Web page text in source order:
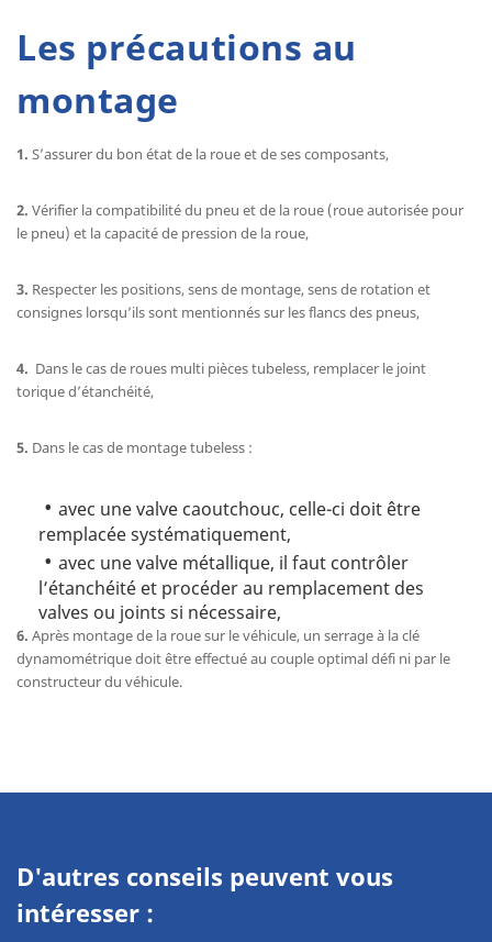
Les précautions au
montage
1. S’assurer du bon état de la roue et de ses composants,
2. Vérifier la compatibilité du pneu et de la roue (roue autorisée pour
le pneu) et la capacité de pression de la roue,
3. Respecter les positions, sens de montage, sens de rotation et
consignes lorsqu’ils sont mentionnés sur les flancs des pneus,
4. Dans le cas de roues multi pièces tubeless, remplacer le joint
torique d’étanchéité,
5. Dans le cas de montage tubeless :
avec une valve caoutchouc, celle-ci doit être
remplacée systématiquement,
avec une valve métallique, il faut contrôler
l’étanchéité et procéder au remplacement des
valves ou joints si nécessaire,
6. Après montage de la roue sur le véhicule, un serrage à la clé
dynamométrique doit être effectué au couple optimal défi ni par le
constructeur du véhicule.
D'autres conseils peuvent vous
intéresser :